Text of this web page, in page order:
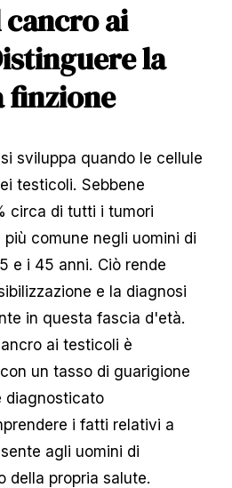
cancro ai
la
finzione
sviluppa quando le cellule
testicoli. Sebbene
circa di tutti i tumori
comune negli uomini di
e i 45 anni. Ciò rende
e la diagnosi
in questa fascia d'età.
ai testicoli è
un tasso di guarigione
diagnosticato
i fatti relativi a
agli uomini di
della propria salute.